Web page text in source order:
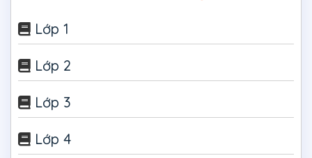
Lớp 1
Lớp 2
Lớp 3
Lớp 4